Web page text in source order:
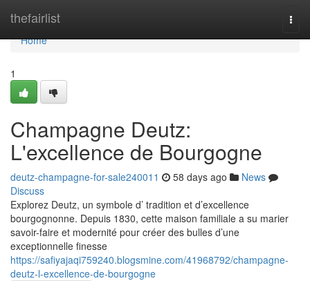
thefairlist
Home
Home
1
Champagne Deutz:
L'excellence de Bourgogne
deutz-champagne-for-sale240011 58 days ago
News
Discuss
Explorez Deutz, un symbole d’ tradition et d’excellence
bourgognonne. Depuis 1830, cette maison familiale a su marier
savoir-faire et modernité pour créer des bulles d’une
exceptionnelle finesse
https://safiyajaqi759240.blogsmine.com/41968792/champagne-
deutz-l-excellence-de-bourgogne